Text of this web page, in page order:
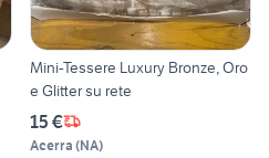
Mini-Tessere Luxury Bronze, Oro
e Glitter su rete
15 €
Acerra (NA)